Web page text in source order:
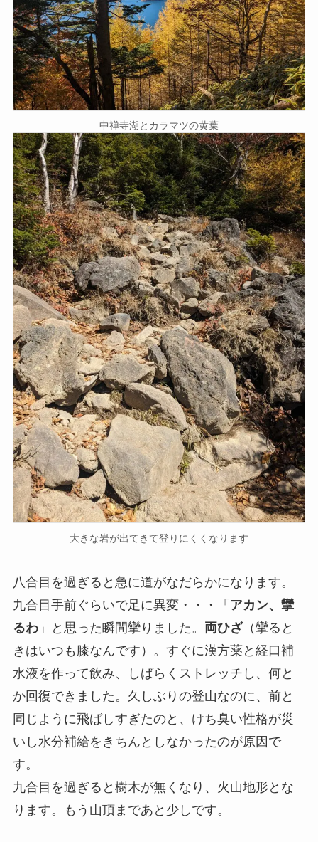
中禅寺湖とカラマツの黄葉
大きな岩が出てきて登りにくくなります
八合目を過ぎると急に道がなだらかになります。
九合目手前ぐらいで足に異変・・・「 アカン、攣
るわ」と思った瞬間攣りました。 両ひざ（攣ると
きはいつも膝なんです）。すぐに漢方薬と経口補
水液を作って飲み、しばらくストレッチし、何と
か回復できました。久しぶりの登山なのに、前と
同じように飛ばしすぎたのと、けち臭い性格が災
いし水分補給をきちんとしなかったのが原因で
す。
九合目を過ぎると樹木が無くなり、火山地形とな
ります。もう山頂まであと少しです。